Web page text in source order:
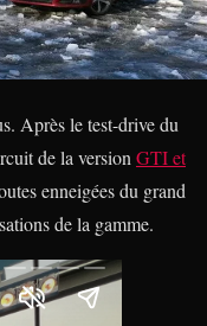
Après le test-drive du
de la version GTI et
enneigées du grand
de la gamme.